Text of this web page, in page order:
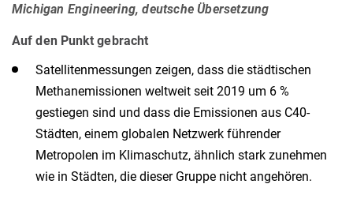
Michigan Engineering, deutsche Übersetzung
Auf den Punkt gebracht
Satellitenmessungen zeigen, dass die städtischen
Methanemissionen weltweit seit 2019 um 6 %
gestiegen sind und dass die Emissionen aus C40-
Städten, einem globalen Netzwerk führender
Metropolen im Klimaschutz, ähnlich stark zunehmen
wie in Städten, die dieser Gruppe nicht angehören.